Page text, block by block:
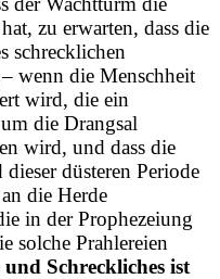
zu erwarten, dass die
schrecklichen
wenn die Menschheit
wird, die ein
die Drangsal
wird, und dass die
düsteren Periode
die Herde
in der Prophezeiung
solche Prahlereien
Schreckliches ist